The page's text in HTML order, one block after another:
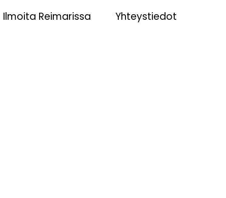
Ilmoita Reimarissa Yhteystiedot